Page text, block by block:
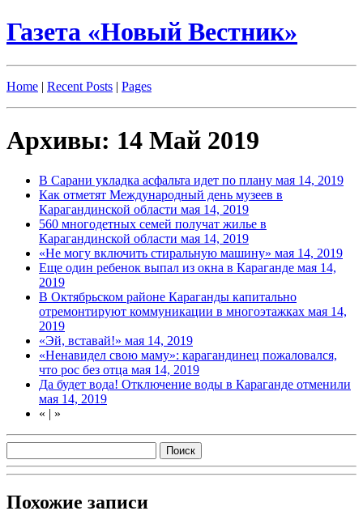
Газета «Новый Вестник»
Home | Recent Posts | Pages
Архивы: 14 Май 2019
В Сарани укладка асфальта идет по плану мая 14, 2019
Как отметят Международный день музеев в
Карагандинской области мая 14, 2019
560 многодетных семей получат жилье в
Карагандинской области мая 14, 2019
«Не могу включить стиральную машину» мая 14, 2019
Еще один ребенок выпал из окна в Караганде мая 14,
2019
В Октябрьском районе Караганды капитально
отремонтируют коммуникации в многоэтажках мая 14,
2019
«Эй, вставай!» мая 14, 2019
«Ненавидел свою маму»: карагандинец пожаловался,
что рос без отца мая 14, 2019
Да будет вода! Отключение воды в Караганде отменили
мая 14, 2019
« | »
Похожие записи